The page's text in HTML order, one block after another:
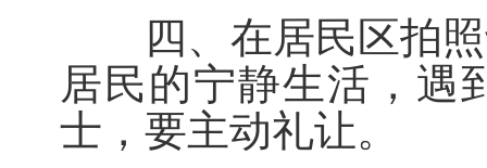
四、在居民区拍照
居民的宁静生活，遇
士，要主动礼让。